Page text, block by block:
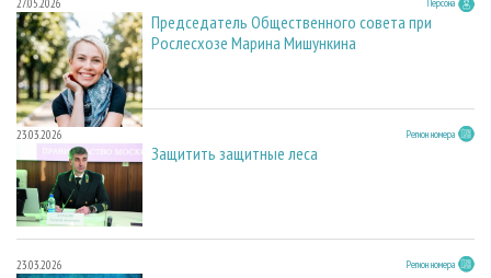
27.05.2026 Персона
Председатель Общественного совета при
Рослесхозе Марина Мишункина
23.03.2026 Регион номера
Защитить защитные леса
23.03.2026 Регион номера